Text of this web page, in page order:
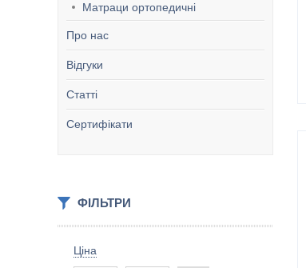
Матраци ортопедичні
Про нас
Відгуки
Статті
Сертифікати
ФІЛЬТРИ
Ціна